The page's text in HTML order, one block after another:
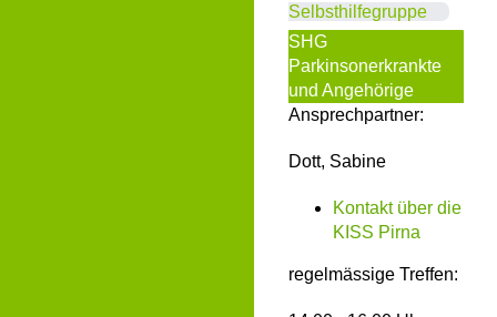
Selbsthilfegruppe
SHG
Parkinsonerkrankte
und Angehörige
Ansprechpartner:
Dott, Sabine
Kontakt über die
KISS Pirna
regelmässige Treffen: